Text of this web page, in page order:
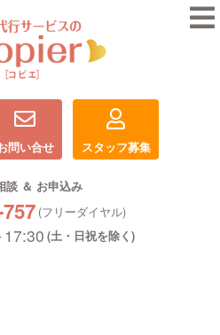
問い合せ スタッフ募集
談 ＆ お申込み
(フリーダイヤル)
(土・日祝を除く)